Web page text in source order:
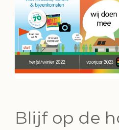
Blijf op de